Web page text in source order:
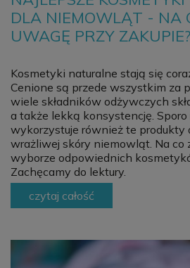
DLA NIEMOWLĄT - NA
UWAGĘ PRZY ZAKUPIE?
Kosmetyki naturalne stają się
Cenione są przede wszystkim za
wiele składników odżywczych
a także lekką konsystencję.
wykorzystuje również te produkty
wrażliwej skóry niemowląt. Na co
wyborze odpowiednich
Zachęcamy do lektury.
czytaj całość